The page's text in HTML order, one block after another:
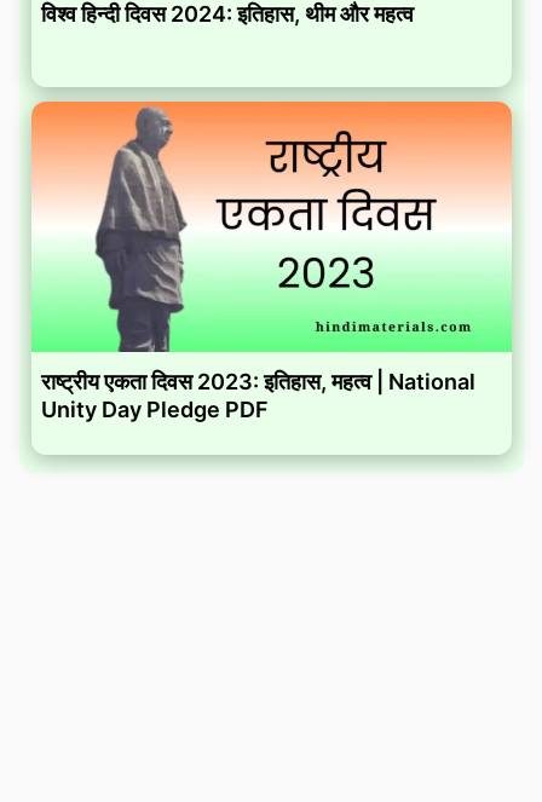
विश्व हिन्दी दिवस 2024: इतिहास, थीम और महत्व
राष्ट्रीय एकता दिवस 2023: इतिहास, महत्व | National
Unity Day Pledge PDF